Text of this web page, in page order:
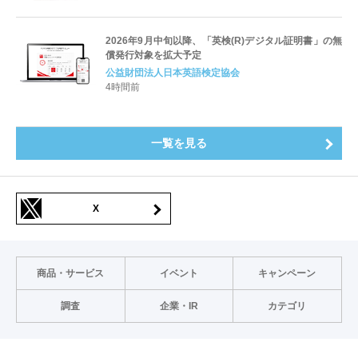
2026年9月中旬以降、「英検(R)デジタル証明書」の無
償発行対象を拡大予定
公益財団法人日本英語検定協会
4時間前
一覧を見る
X
商品・サービス イベント キャンペーン
調査 企業・IR カテゴリ